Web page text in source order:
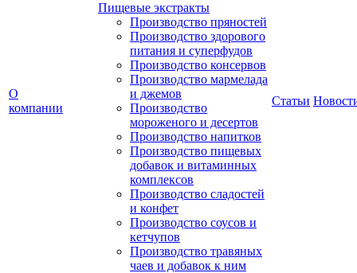
О
компании
Пищевые экстракты
Производство пряностей
Производство здорового
питания и суперфудов
Производство консервов
Производство мармелада
и джемов
Производство
мороженого и десертов
Производство напитков
Производство пищевых
добавок и витаминных
комплексов
Производство сладостей
и конфет
Производство соусов и
кетчупов
Производство травяных
чаев и добавок к ним
Статьи